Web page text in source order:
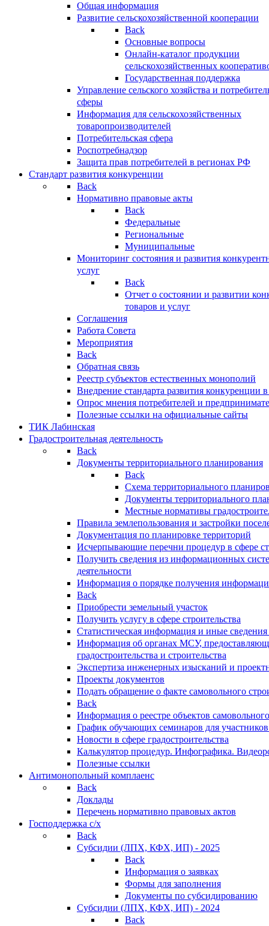
Общая информация
Развитие сельскохозяйственной кооперации
Back
Основные вопросы
Онлайн-каталог продукции
сельскохозяйственных
Государственная поддержка
Управление сельского хозяйства и
сферы
Информация для сельскохозяйственных
товаропроизводителей
Потребительская сфера
Роспотребнадзор
Защита прав потребителей в регионах РФ
Стандарт развития конкуренции
Back
Нормативно правовые акты
Back
Федеральные
Региональные
Муниципальные
Мониторинг состояния и развития
услуг
Back
Отчет о состоянии и развитии
товаров и услуг
Соглашения
Работа Совета
Мероприятия
Back
Обратная связь
Реестр субъектов естественных монополий
Внедрение стандарта развития конкуренции
Опрос мнения потребителей и
Полезные ссылки на официальные сайты
ТИК Лабинская
Градостроительная деятельность
Back
Документы территориального планирования
Back
Схема территориального
Документы территориального
Местные нормативы
Правила землепользования и застройки
Документация по планировке территорий
Исчерпывающие перечни процедур в сфере
Получить сведения из информационных
деятельности
Информация о порядке получения
Back
Приобрести земельный участок
Получить услугу в сфере строительства
Статистическая информация и иные сведения
Информация об органах МСУ,
градостроительства и строительства
Экспертиза инженерных изысканий и
Проекты документов
Подать обращение о факте самовольного
Back
Информация о реестре объектов
График обучающих семинаров для участников
Новости в сфере градостроительства
Калькулятор процедур. Инфографика.
Полезные ссылки
Антимонопольный комплаенс
Back
Доклады
Перечень нормативно правовых актов
Господдержка с/х
Back
Субсидии (ЛПХ, КФХ, ИП) - 2025
Back
Информация о заявках
Формы для заполнения
Документы по субсидированию
Субсидии (ЛПХ, КФХ, ИП) - 2024
Back